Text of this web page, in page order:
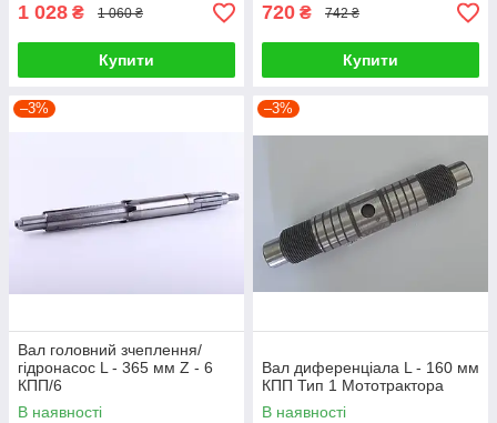
1 028 ₴ 1 060 ₴
Купити
720 ₴ 742 ₴
Купити
–3%
Вал головний зчеплення/
гідронасос L - 365 мм Z - 6
КПП/6
В наявності
–3%
Вал диференціала L - 160 мм
КПП Тип 1 Мототрактора
В наявності